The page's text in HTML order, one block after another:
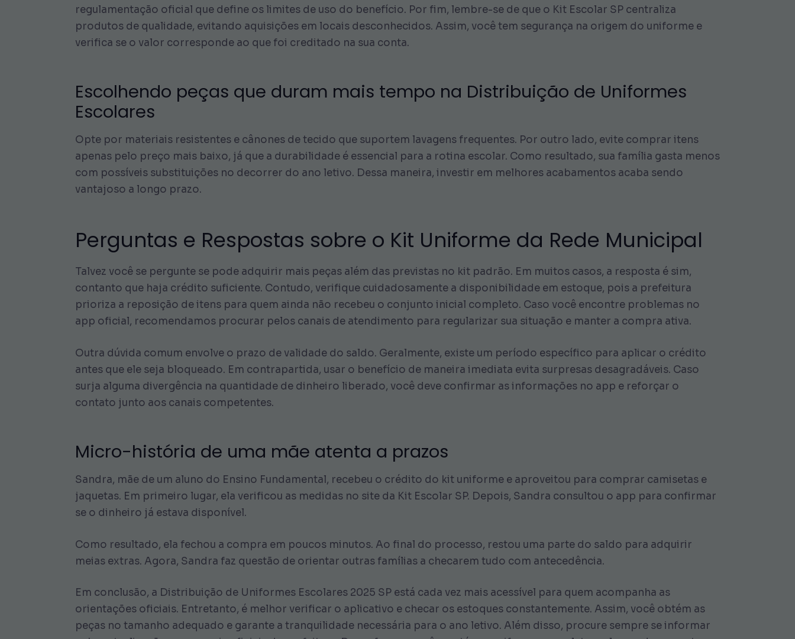
regulamentação oficial que define os limites de uso do benefício. Por fim, lembre-se de que o Kit Escolar SP centraliza
produtos de qualidade, evitando aquisições em locais desconhecidos. Assim, você tem segurança na origem do uniforme e
verifica se o valor corresponde ao que foi creditado na sua conta.
Escolhendo peças que duram mais tempo na Distribuição de Uniformes
Escolares
Opte por materiais resistentes e cânones de tecido que suportem lavagens frequentes. Por outro lado, evite comprar itens
apenas pelo preço mais baixo, já que a durabilidade é essencial para a rotina escolar. Como resultado, sua família gasta menos
com possíveis substituições no decorrer do ano letivo. Dessa maneira, investir em melhores acabamentos acaba sendo
vantajoso a longo prazo.
Perguntas e Respostas sobre o Kit Uniforme da Rede Municipal
Talvez você se pergunte se pode adquirir mais peças além das previstas no kit padrão. Em muitos casos, a resposta é sim,
contanto que haja crédito suficiente. Contudo, verifique cuidadosamente a disponibilidade em estoque, pois a prefeitura
prioriza a reposição de itens para quem ainda não recebeu o conjunto inicial completo. Caso você encontre problemas no
app oficial, recomendamos procurar pelos canais de atendimento para regularizar sua situação e manter a compra ativa.
Outra dúvida comum envolve o prazo de validade do saldo. Geralmente, existe um período específico para aplicar o crédito
antes que ele seja bloqueado. Em contrapartida, usar o benefício de maneira imediata evita surpresas desagradáveis. Caso
surja alguma divergência na quantidade de dinheiro liberado, você deve confirmar as informações no app e reforçar o
contato junto aos canais competentes.
Micro-história de uma mãe atenta a prazos
Sandra, mãe de um aluno do Ensino Fundamental, recebeu o crédito do kit uniforme e aproveitou para comprar camisetas e
jaquetas. Em primeiro lugar, ela verificou as medidas no site da Kit Escolar SP. Depois, Sandra consultou o app para confirmar
se o dinheiro já estava disponível.
Como resultado, ela fechou a compra em poucos minutos. Ao final do processo, restou uma parte do saldo para adquirir
meias extras. Agora, Sandra faz questão de orientar outras famílias a checarem tudo com antecedência.
Em conclusão, a Distribuição de Uniformes Escolares 2025 SP está cada vez mais acessível para quem acompanha as
orientações oficiais. Entretanto, é melhor verificar o aplicativo e checar os estoques constantemente. Assim, você obtém as
peças no tamanho adequado e garante a tranquilidade necessária para o ano letivo. Além disso, procure sempre se informar